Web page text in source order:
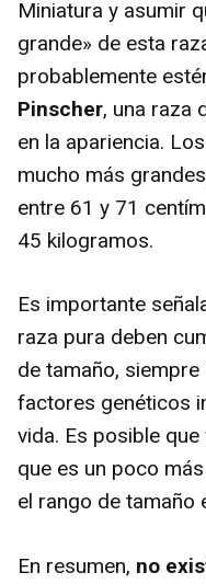
Miniatura y asumir
grande» de esta
probablemente
Pinscher, una raza
en la apariencia.
mucho más
entre 61 y 71
45 kilogramos.
Es importante
raza pura deben
de tamaño,
factores genéticos
vida. Es posible
que es un poco
el rango de tamaño
En resumen, no